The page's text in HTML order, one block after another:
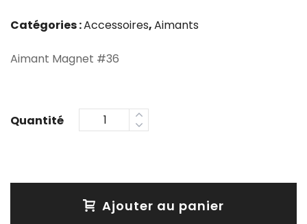
Catégories :Accessoires,Aimants
Aimant Magnet #36
Ajouter au panier